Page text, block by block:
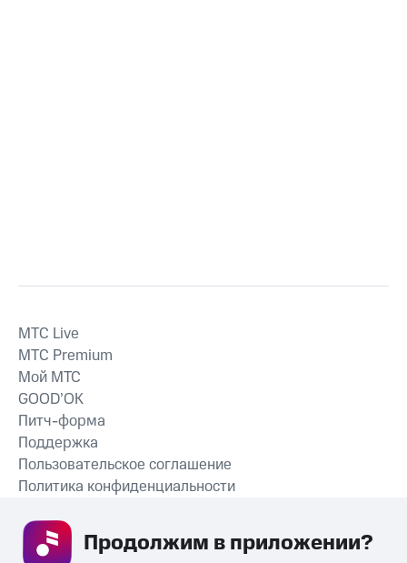
СКАЧАТЬ ПРИЛОЖЕНИЕ
MTС Live
MTС Premium
Мой МТС
GOOD’OK
Питч-форма
Поддержка
Пользовательское соглашение
Политика конфиденциальности